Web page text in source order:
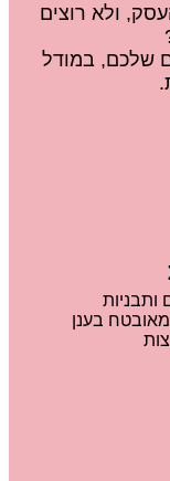
ולא רוצים
שלכם, במודל
ותבניות
מאובטח בענן